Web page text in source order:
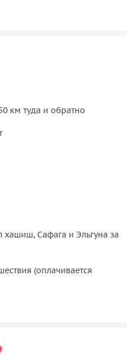
км туда и обратно
Сафага и Эльгуна за
(оплачивается